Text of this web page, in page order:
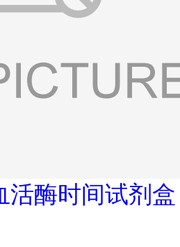
活酶时间试剂盒